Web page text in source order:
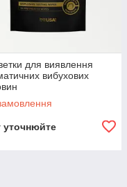
для виявлення
вибухових
уточнюйте